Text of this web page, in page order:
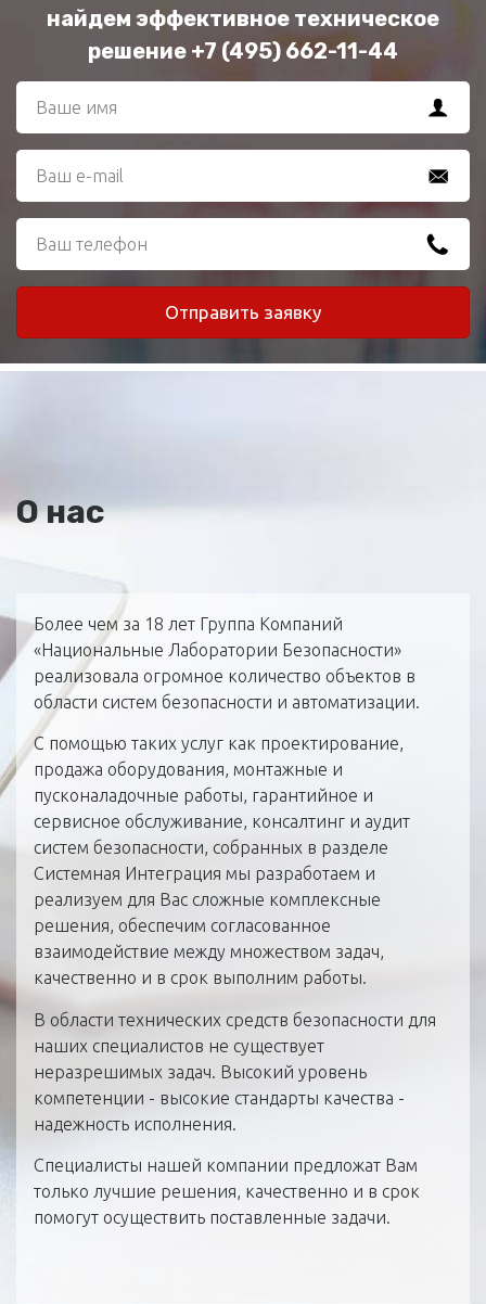
найдем эффективное техническое
решение +7 (495) 662-11-44
О нас
Более чем за 18 лет Группа Компаний
«Национальные Лаборатории Безопасности»
реализовала огромное количество объектов в
области систем безопасности и автоматизации.
С помощью таких услуг как проектирование,
продажа оборудования, монтажные и
пусконаладочные работы, гарантийное и
сервисное обслуживание, консалтинг и аудит
систем безопасности, собранных в разделе
Системная Интеграция мы разработаем и
реализуем для Вас сложные комплексные
решения, обеспечим согласованное
взаимодействие между множеством задач,
качественно и в срок выполним работы.
В области технических средств безопасности для
наших специалистов не существует
неразрешимых задач. Высокий уровень
компетенции - высокие стандарты качества -
надежность исполнения.
Специалисты нашей компании предложат Вам
только лучшие решения, качественно и в срок
помогут осуществить поставленные задачи.